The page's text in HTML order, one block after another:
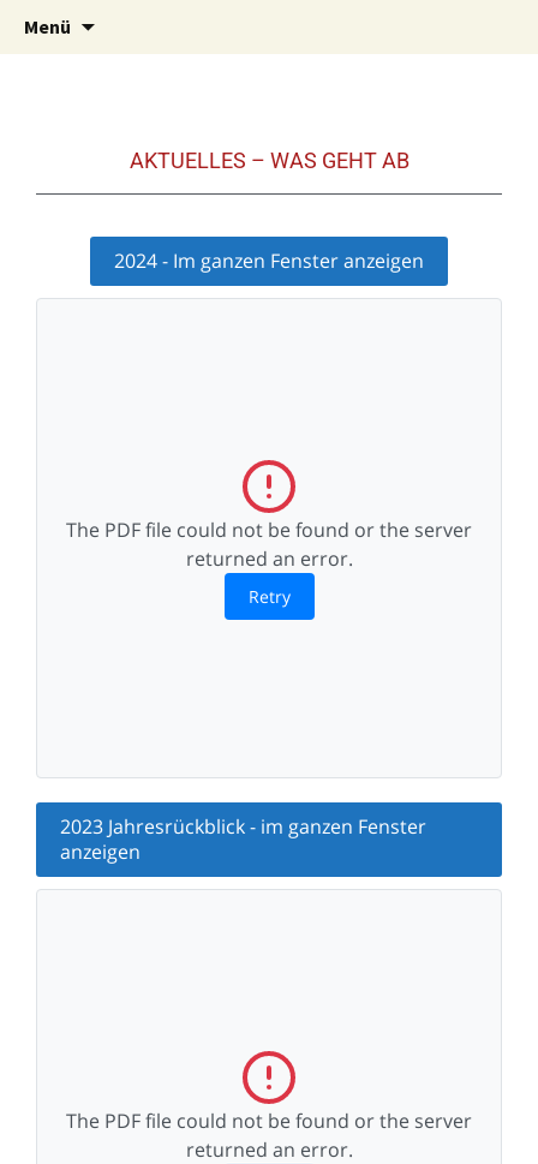
Tipih
Zentrum für tiergestützte Therapie und
Förderung Nicole Holz
Menü
AKTUELLES – WAS GEHT AB
2024 - Im ganzen Fenster anzeigen
The PDF file could not be found or the server
returned an error.
Retry
2023 Jahresrückblick - im ganzen Fenster
anzeigen
The PDF file could not be found or the server
returned an error.